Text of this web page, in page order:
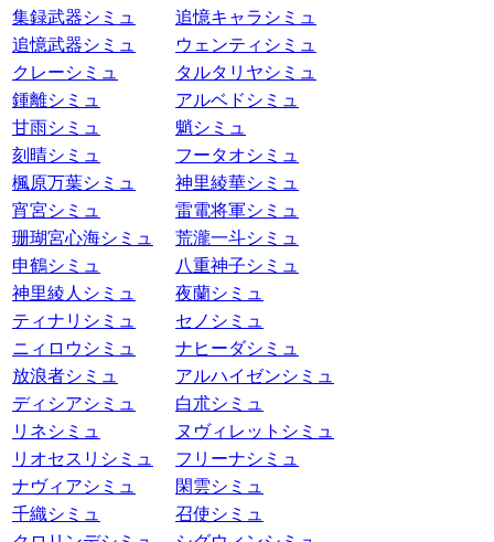
集録武器シミュ
追憶キャラシミュ
追憶武器シミュ
ウェンティシミュ
クレーシミュ
タルタリヤシミュ
鍾離シミュ
アルベドシミュ
甘雨シミュ
魈シミュ
刻晴シミュ
フータオシミュ
楓原万葉シミュ
神里綾華シミュ
宵宮シミュ
雷電将軍シミュ
珊瑚宮心海シミュ
荒瀧一斗シミュ
申鶴シミュ
八重神子シミュ
神里綾人シミュ
夜蘭シミュ
ティナリシミュ
セノシミュ
ニィロウシミュ
ナヒーダシミュ
放浪者シミュ
アルハイゼンシミュ
ディシアシミュ
白朮シミュ
リネシミュ
ヌヴィレットシミュ
リオセスリシミュ
フリーナシミュ
ナヴィアシミュ
閑雲シミュ
千織シミュ
召使シミュ